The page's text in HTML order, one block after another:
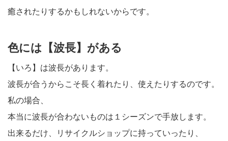
癒されたりするかもしれないからです。
色には【波長】がある
【いろ】は波長があります。
波長が合うからこそ長く着れたり、使えたりするのです。
私の場合、
本当に波長が合わないものは１シーズンで手放します。
出来るだけ、リサイクルショップに持っていったり、